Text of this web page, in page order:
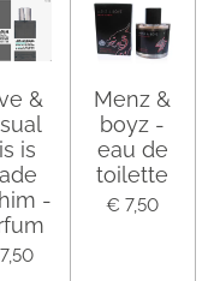
&
is
-
Menz &
boyz -
eau de
toilette
€ 7,50